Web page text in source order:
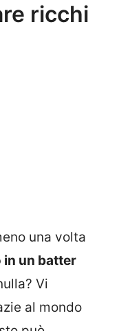
ricchi
una volta
un batter
Vi
al mondo